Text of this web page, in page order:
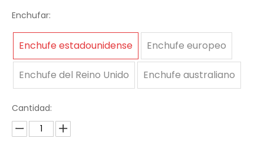
Enchufar:
Enchufe estadounidense Enchufe europeo
Enchufe del Reino Unido Enchufe australiano
Cantidad: